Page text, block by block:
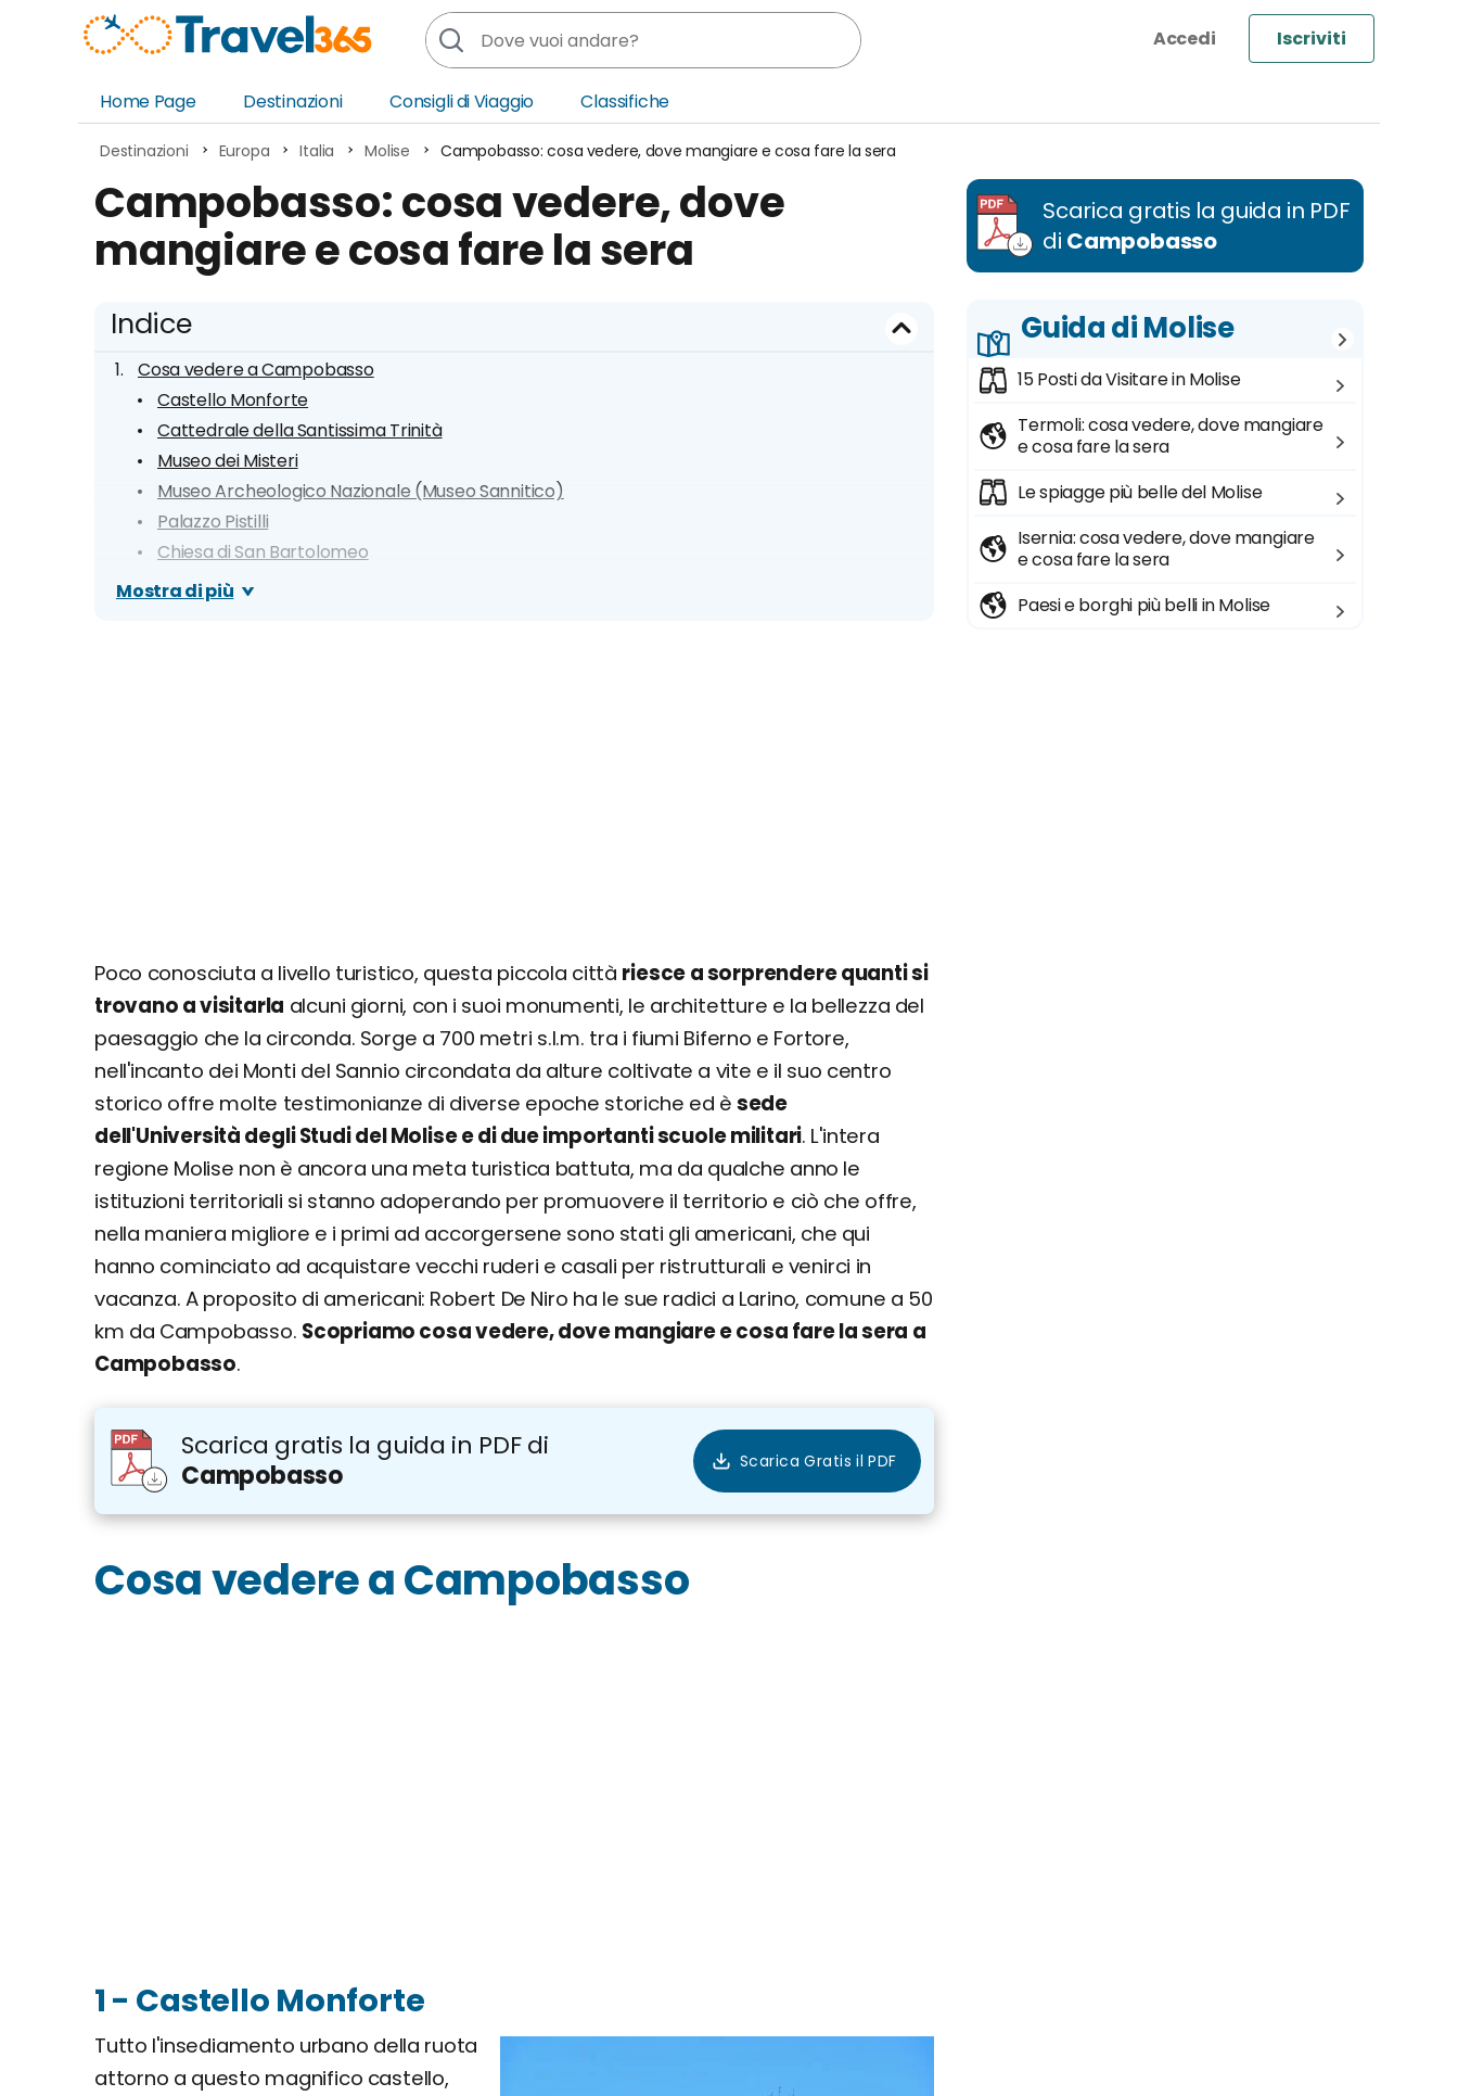
Iscriviti
Home Page
Destinazioni
Europa
Nord America
America Centrale
Sud America
Medio Oriente
Consigli di Viaggio Classifiche
Destinazioni Europa Italia Molise Campobasso: cosa vedere, dove mangiare e cosa fare la sera
Campobasso: cosa vedere, dove
mangiare e cosa fare la sera
Indice
Cosa vedere a Campobasso
Castello Monforte
Cattedrale della Santissima Trinità
Museo dei Misteri
Museo Archeologico Nazionale (Museo Sannitico)
Palazzo Pistilli
Chiesa di San Bartolomeo
Villa De Capoa
Mostra di più
Poco conosciuta a livello turistico, questa piccola città riesce a sorprendere quanti si
trovano a visitarla alcuni giorni, con i suoi monumenti, le architetture e la bellezza del
paesaggio che la circonda. Sorge a 700 metri s.l.m. tra i fiumi Biferno e Fortore,
nell'incanto dei Monti del Sannio circondata da alture coltivate a vite e il suo centro
storico offre molte testimonianze di diverse epoche storiche ed è sede
dell'Università degli Studi del Molise e di due importanti scuole militari. L'intera
regione Molise non è ancora una meta turistica battuta, ma da qualche anno le
istituzioni territoriali si stanno adoperando per promuovere il territorio e ciò che offre,
nella maniera migliore e i primi ad accorgersene sono stati gli americani, che qui
hanno cominciato ad acquistare vecchi ruderi e casali per ristrutturali e venirci in
vacanza. A proposito di americani: Robert De Niro ha le sue radici a Larino, comune a 50
km da Campobasso. Scopriamo cosa vedere, dove mangiare e cosa fare la sera a
Campobasso.
Scarica gratis la guida in PDF di
Campobasso
Cosa vedere a Campobasso
1 - Castello Monforte
Tutto l'insediamento urbano della ruota
attorno a questo magnifico castello,
Scarica gratis la guida in PDF
di Campobasso
Guida di Molise
15 Posti da Visitare in Molise
Termoli: cosa vedere, dove mangiare
e cosa fare la sera
Le spiagge più belle del Molise
Isernia: cosa vedere, dove mangiare
e cosa fare la sera
Paesi e borghi più belli in Molise